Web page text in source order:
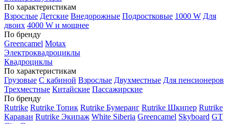
По характеристикам
Взрослые Детские Внедорожные Подростковые 1000 W Для
двоих 4000 W и мощнее
По бренду
Greencamel Motax
Электроквадроциклы
Квадроциклы
По характеристикам
Грузовые С кабиной Взрослые Двухместные Для пенсионеров
Трехместные Китайские Пассажирские
По бренду
Rutrike Rutrike Топик Rutrike Бумеранг Rutrike Шкипер Rutrike
Караван Rutrike Экипаж White Siberia Greencamel Skyboard GT